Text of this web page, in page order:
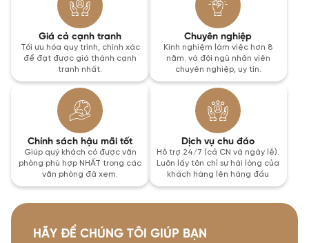
Giá cả cạnh tranh
Tối ưu hóa quy trình, chính xác
để đạt được giá thành cạnh
tranh nhất.
Chuyên nghiệp
Kinh nghiệm làm việc hơn 8
năm. và đội ngũ nhân viên
chuyên nghiệp, uy tín.
Chính sách hậu mãi tốt
Giúp quý khách có được văn
phòng phù hợp NHẤT trong các
văn phòng đã xem.
Dịch vụ chu đáo
Hỗ trợ 24/7 (cả CN và ngày lễ).
Luôn lấy tôn chỉ sự hài lòng của
khách hàng lên hàng đầu
HÃY ĐỂ CHÚNG TÔI GIÚP BẠN